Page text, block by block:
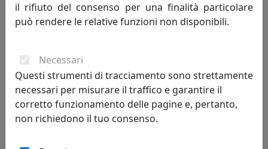
MemeDesign
il rifiuto del consenso per una finalità particolare
può rendere le relative funzioni non disponibili.
Necessari
Questi strumenti di tracciamento sono strettamente
necessari per misurare il traffico e garantire il
corretto funzionamento delle pagine e, pertanto,
non richiedono il tuo consenso.